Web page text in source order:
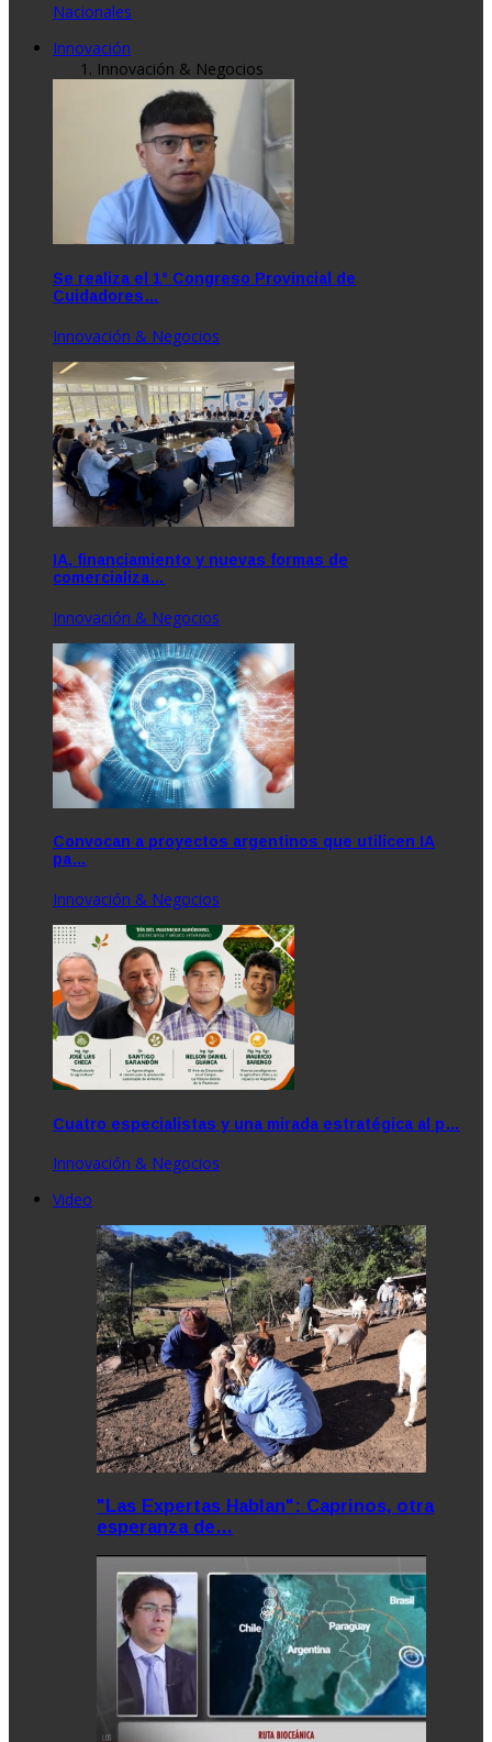
Nacionales
Innovación
Innovación & Negocios
Se realiza el 1° Congreso Provincial de
Cuidadores…
Innovación & Negocios
IA, financiamiento y nuevas formas de
comercializa…
Innovación & Negocios
Convocan a proyectos argentinos que utilicen IA
pa…
Innovación & Negocios
Cuatro especialistas y una mirada estratégica al p…
Innovación & Negocios
Video
"Las Expertas Hablan": Caprinos, otra
esperanza de…